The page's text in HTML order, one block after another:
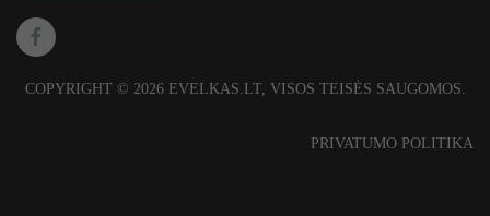
COPYRIGHT © 2026 EVELKAS.LT, VISOS TEISĖS SAUGOMOS.
PRIVATUMO POLITIKA